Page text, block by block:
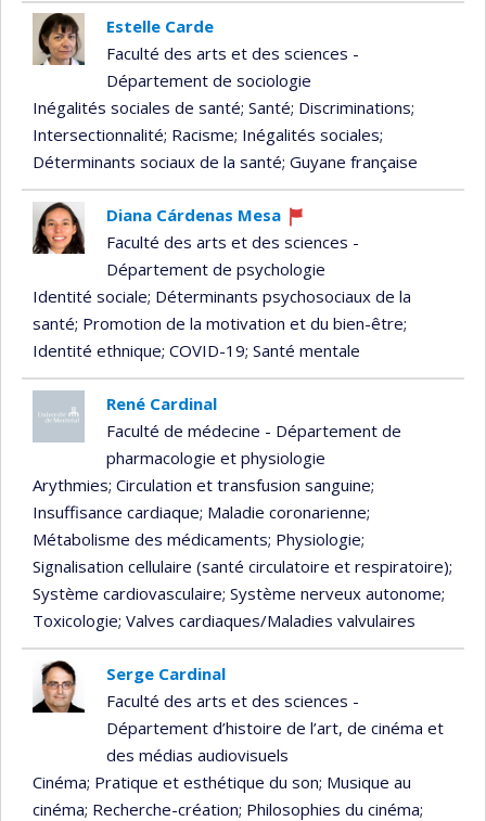
Estelle Carde
Faculté des arts et des sciences -
Département de sociologie
Inégalités sociales de santé; Santé; Discriminations;
Intersectionnalité; Racisme; Inégalités sociales;
Déterminants sociaux de la santé; Guyane française
Diana Cárdenas Mesa
Ce
professeur
recrute
Faculté des arts et des sciences -
Département de psychologie
Identité sociale; Déterminants psychosociaux de la
santé; Promotion de la motivation et du bien-être;
Identité ethnique; COVID-19; Santé mentale
René Cardinal
Faculté de médecine - Département de
pharmacologie et physiologie
Arythmies; Circulation et transfusion sanguine;
Insuffisance cardiaque; Maladie coronarienne;
Métabolisme des médicaments; Physiologie;
Signalisation cellulaire (santé circulatoire et respiratoire);
Système cardiovasculaire; Système nerveux autonome;
Toxicologie; Valves cardiaques/Maladies valvulaires
Serge Cardinal
Faculté des arts et des sciences -
Département d’histoire de l’art, de cinéma et
des médias audiovisuels
Cinéma; Pratique et esthétique du son; Musique au
cinéma; Recherche-création; Philosophies du cinéma;